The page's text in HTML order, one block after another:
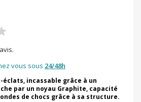
vous sous 24/48h
incassable grâce à un
par un noyau Graphite, capacité
de chocs grâce à sa structure.